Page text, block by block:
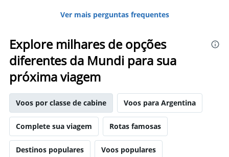
Ver mais perguntas frequentes
Explore milhares de opções
diferentes da Mundi para sua
próxima viagem
Voos por classe de cabine Voos para Argentina
Complete sua viagem Rotas famosas
Destinos populares Voos populares